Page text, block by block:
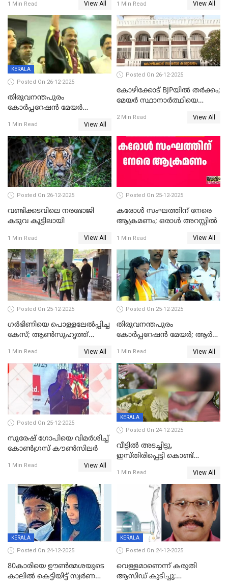
ആദ്യ വോട്ട് അസാധു; കണ്ണൂർ
ഡെപ്യൂട്ടി മേയർ സ്ഥാനത്ത്
താഹിറിന് വിജയം
1 Min Read View All
മുഖ്യമന്ത്രിയുടെ ഓഫീസ്
തന്നെ വിശദീകരിയ്ക്കുന്നു;
സത്യമിതാണ്
1 Min Read View All
KERALA
Posted On 26-12-2025
തിരുവനന്തപുരം
കോര്‍പ്പറേഷന്‍ മേയര്‍
ഹൈക്കോടതിയിലേക്ക്;
സത്യപ്രതിജ്ഞ ചടങ്ങില്‍
ചട്ടലംഘനമെന്ന് പാർട്ടി
1 Min Read View All
Posted On 26-12-2025
കോഴിക്കോട് BJPയിൽ തർക്കം;
മേയർ സ്ഥാനാർത്ഥിയെ
2 Min Read View All
Posted On 26-12-2025
വണ്ടിക്കടവിലെ നരഭോജി
കടുവ കൂട്ടിലായി
1 Min Read View All
Posted On 25-12-2025
കരോള്‍ സംഘത്തിന് നേരെ
ആക്രമണം; ഒരാള്‍ അറസ്റ്റില്‍
1 Min Read View All
Posted On 25-12-2025
ഗര്‍ഭിണിയെ പൊള്ളലേല്‍പ്പിച്ച
കേസ്; ആണ്‍സുഹൃത്ത്
1 Min Read View All
Posted On 25-12-2025
തിരുവനന്തപുരം
കോര്‍പ്പറേഷന്‍ മേയർ; ആര്‍
1 Min Read View All
Posted On 25-12-2025
സുരേഷ് ഗോപിയെ വിമര്‍ശിച്ച്
കോണ്‍ഗ്രസ് കൗണ്‍സിലര്‍
1 Min Read View All
KERALA
Posted On 24-12-2025
വീട്ടിൽ അടച്ചിട്ടു,
ഇസ്തിരിപ്പെട്ടി കൊണ്ട്
ഗർഭിണിയായ യുവതിക്ക് ക്രൂര
1 Min Read View All
KERALA
Posted On 24-12-2025
80കാരിയെ ഊൺമേശയുടെ
കാലിൽ കെട്ടിയിട്ട് സ്വർണവും
KERALA
Posted On 24-12-2025
വെള്ളമാണെന്ന് കരുതി
ആസിഡ് കുടിച്ചു;